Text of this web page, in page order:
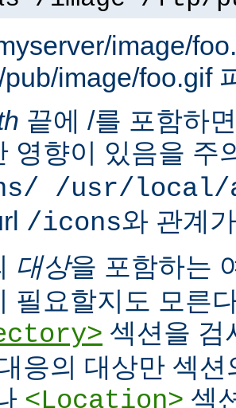
image/
pub/image/foo.gif
끝에 /를 포함하
영향이 있음을 주
/usr/local/
/icons와 관계
대상을 포함하는
필요할지도 모른
섹션을 검
응의 대상만 섹
<Location> 섹